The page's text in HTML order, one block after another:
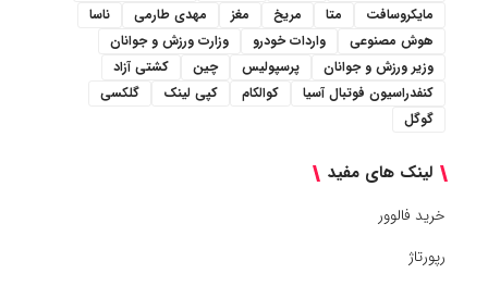
مایکروسافت
متا مریخ مغز مهدی طارمی
ناسا
هوش مصنوعی
واردات خودرو
وزارت ورزش و جوانان
وزیر ورزش و جوانان
پرسپولیس چین
کشتی آزاد
کنفدراسیون فوتبال آسیا
کوالکام کپی لینک
گلکسی
گوگل
لینک های مفید
خرید فالوور
رپورتاژ